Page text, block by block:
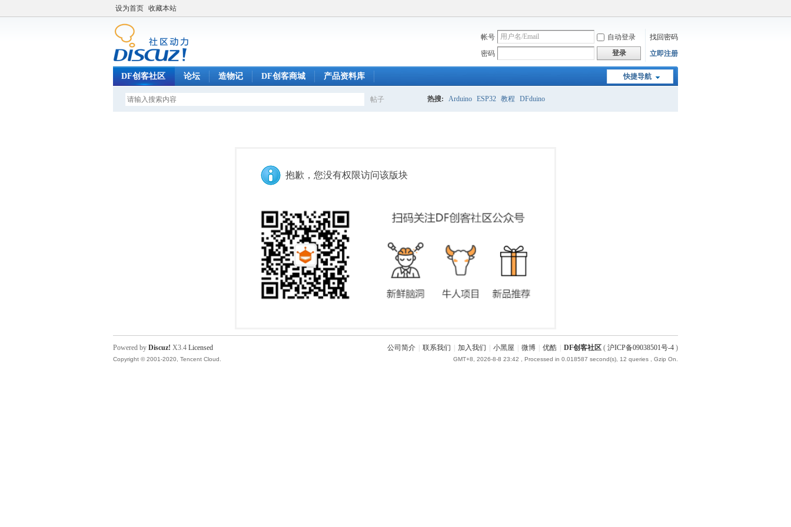
设为首页 收藏本站
帐号 自动登录
找回密码
密码
登录 立即注册
快捷导航
DF创客社区 论坛 造物记 DF创客商城 产品资料库
帖子 热搜: Arduino ESP32 教程 DFduino
抱歉，您没有权限访问该版块
公司简介 联系我们 加入我们 小黑屋 微博 优酷 DF创客社区 ( 沪ICP备09038501号-4 )
GMT+8, 2026-8-8 23:42 , Processed in 0.018587 second(s), 12 queries , Gzip On.
Powered by Discuz! X3.4 Licensed
Copyright © 2001-2020, Tencent Cloud.